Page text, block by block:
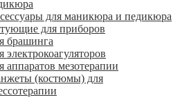
для маникюра и педикюра
для приборов
брашинга
электрокоагуляторов
аппаратов мезотерапии
(костюмы) для